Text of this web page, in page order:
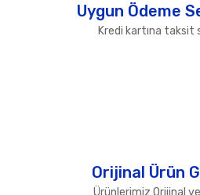
Uygun Ödeme
Kredi kartına taksit
Orijinal Ürün
Ürünlerimiz Orijinal